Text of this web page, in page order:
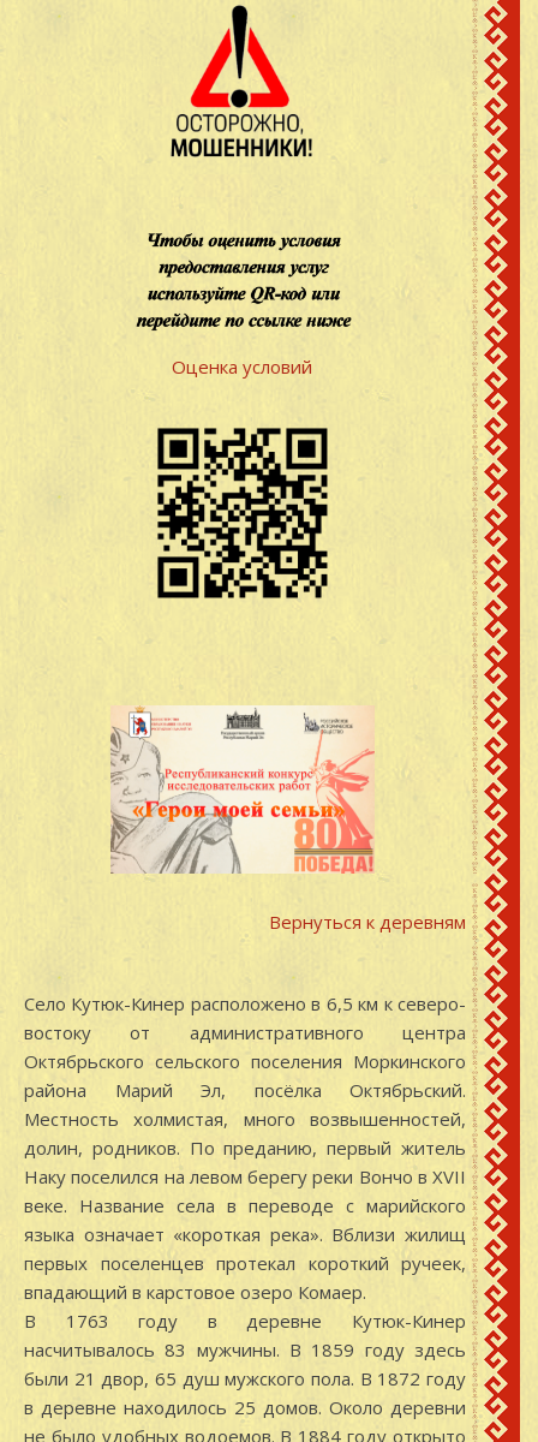
Оценка условий
Вернуться к деревням
Село Кутюк-Кинер расположено в 6,5 км к северо-
востоку от административного центра
Октябрьского сельского поселения Моркинского
района Марий Эл, посёлка Октябрьский.
Местность холмистая, много возвышенностей,
долин, родников. По преданию, первый житель
Наку поселился на левом берегу реки Вончо в XVII
веке. Название села в переводе с марийского
языка означает «короткая река». Вблизи жилищ
первых поселенцев протекал короткий ручеек,
впадающий в карстовое озеро Комаер.
В 1763 году в деревне Кутюк-Кинер
насчитывалось 83 мужчины. В 1859 году здесь
были 21 двор, 65 душ мужского пола. В 1872 году
в деревне находилось 25 домов. Около деревни
не было удобных водоемов. В 1884 году открыто